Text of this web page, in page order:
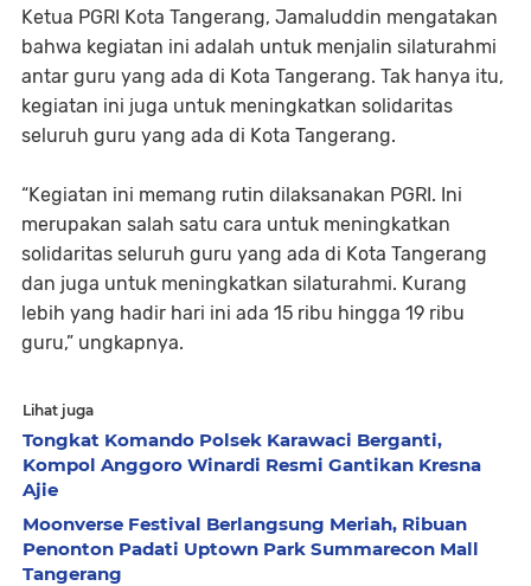
Ketua PGRI Kota Tangerang, Jamaluddin mengatakan
bahwa kegiatan ini adalah untuk menjalin silaturahmi
antar guru yang ada di Kota Tangerang. Tak hanya itu,
kegiatan ini juga untuk meningkatkan solidaritas
seluruh guru yang ada di Kota Tangerang.
“Kegiatan ini memang rutin dilaksanakan PGRI. Ini
merupakan salah satu cara untuk meningkatkan
solidaritas seluruh guru yang ada di Kota Tangerang
dan juga untuk meningkatkan silaturahmi. Kurang
lebih yang hadir hari ini ada 15 ribu hingga 19 ribu
guru,” ungkapnya.
Lihat juga
Tongkat Komando Polsek Karawaci Berganti,
Kompol Anggoro Winardi Resmi Gantikan Kresna
Ajie
Moonverse Festival Berlangsung Meriah, Ribuan
Penonton Padati Uptown Park Summarecon Mall
Tangerang